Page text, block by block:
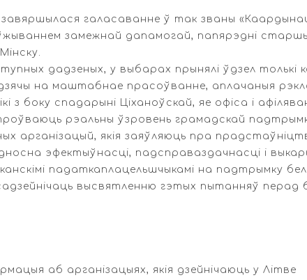
завяршылася галасаванне ў так званы
замежнай дапамогай, папярэдні
дадзеных, у выбарах прынялі ўдзел толькі
на маштабнае прасоўванне, аплачаныя
з боку спадарыні Ціханоўскай, яе офіса і
рэальны ўзровень грамадскай
арганізацый, якія заяўляюць пра
эфектыўнасці, падсправаздачнасці і
падаткаплацельшчыкамі на падтрымку
высвятленню гэтых пытанняў перад
аб арганізацыях, якія дзейнічаюць у Літве